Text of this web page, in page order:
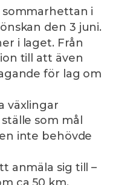
i
den 3 juni.
i laget. Från
till att även
för lag om
växlingar
som mål
inte behövde
anmäla sig till –